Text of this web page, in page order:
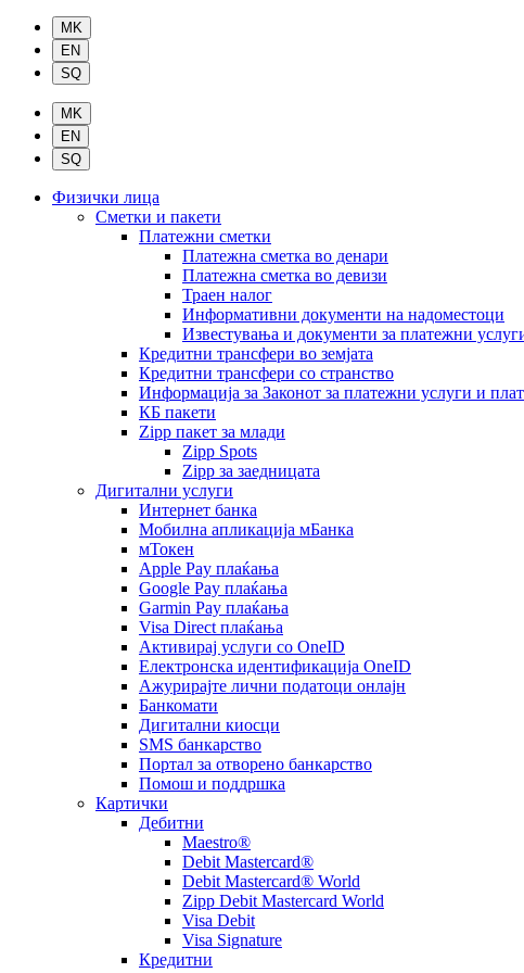
Физички лица
Сметки и пакети
Платежни сметки
Платежна сметка во денари
Платежна сметка во девизи
Траен налог
Информативни документи на надоместоци
Известувања и документи за платежни
Кредитни трансфери во земјата
Кредитни трансфери со странство
Информација за Законот за платежни услуги и
КБ пакети
Zipp пакет за млади
Zipp Spots
Zipp за заедницата
Дигитални услуги
Интернет банка
Мобилна апликација мБанка
мТокен
Apple Pay плаќања
Google Pay плаќања
Garmin Pay плаќања
Visa Direct плаќања
Активирај услуги со OneID
Електронска идентификација OneID
Ажурирајте лични податоци онлајн
Банкомати
Дигитални киосци
SMS банкарство
Портал за отворeно банкарство
Помош и поддршка
Картички
Дебитни
Maestro®
Debit Mastercard®
Debit Mastercard® World
Zipp Debit Mastercard World
Visa Debit
Visa Signature
Кредитни